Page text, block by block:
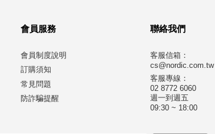
會員服務
會員制度說明
訂購須知
常見問題
防詐騙提醒
聯絡我們
客服信箱：
cs@nordic.com.tw
客服專線：
02 8772 6060
週一到週五
09:30 ~ 18:00